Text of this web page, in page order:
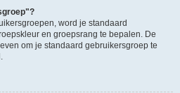
word je standaard
en groepsrang te bepalen. De
om je standaard gebruikersgroep te